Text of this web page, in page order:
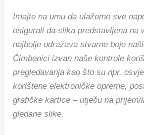
Imajte na umu da ulažemo sve
osigurali da slika predstavljena na
najbolje odražava stvarne boje
Čimbenici izvan naše kontrole
pregledavanja kao što su npr.
korištene elektroničke opreme,
grafičke kartice – utječu na prijem/
gledane slike.